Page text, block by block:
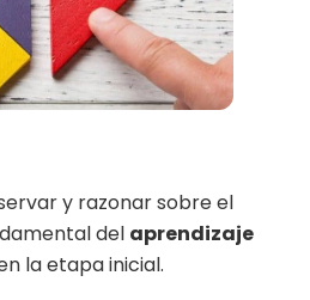
y razonar sobre el
del aprendizaje
la etapa inicial.